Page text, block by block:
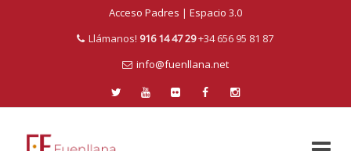
Acceso Padres | Espacio 3.0
Llámanos! 916 14 47 29+34 656 95 81 87
info@fuenllana.net